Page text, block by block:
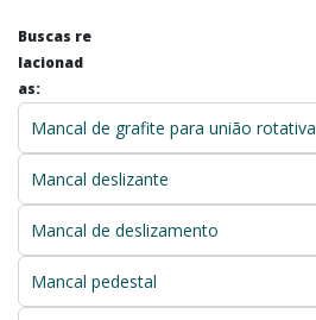
Buscas re
lacionad
as:
Mancal de grafite para união rotativa
Mancal deslizante
Mancal de deslizamento
Mancal pedestal